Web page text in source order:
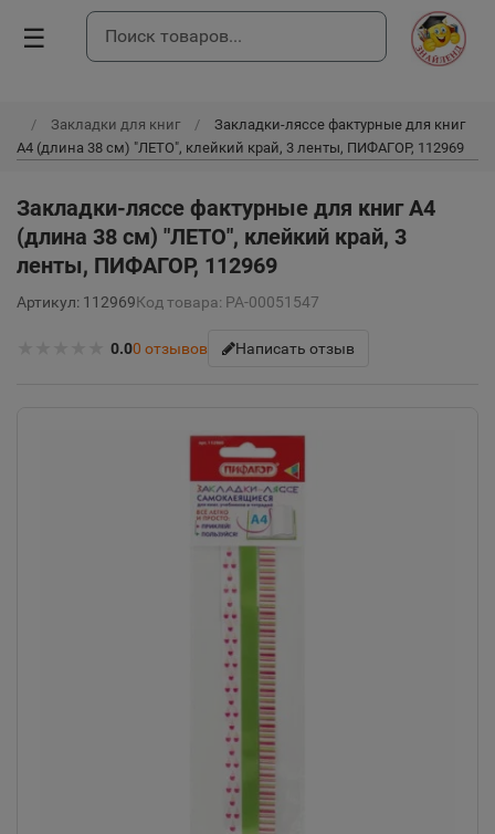
☰
Закладки для книг
Закладки-ляссе фактурные для книг
А4 (длина 38 см) "ЛЕТО", клейкий край, 3 ленты, ПИФАГОР, 112969
Закладки-ляссе фактурные для книг А4
(длина 38 см) "ЛЕТО", клейкий край, 3
ленты, ПИФАГОР, 112969
Артикул: 112969Код товара: РА-00051547
0.00 отзывов Написать отзыв